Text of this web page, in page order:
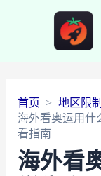
首页
地区限
海外看奥运用什
看指南
海外看